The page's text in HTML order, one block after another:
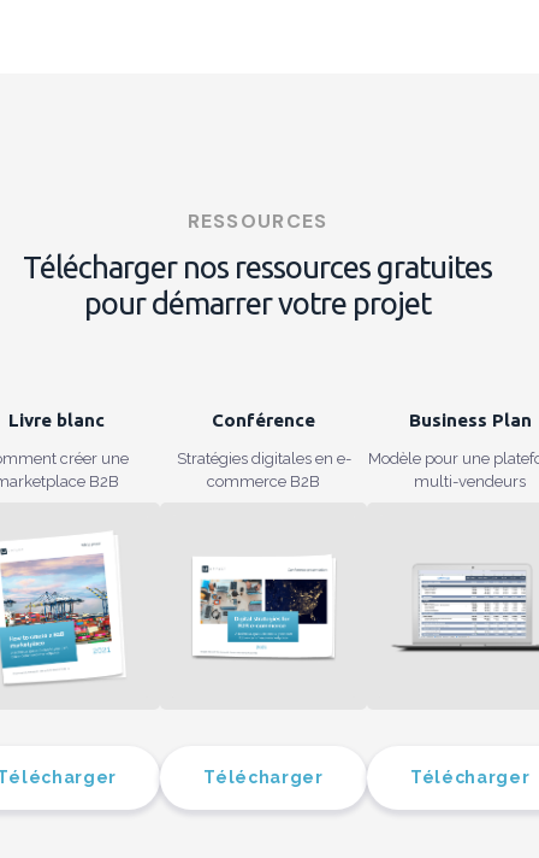
RESSOURCES
Télécharger nos ressources gratuites
pour démarrer votre projet
Livre blanc
créer une
B2B
Conférence
Stratégies digitales en e-
commerce B2B
Télécharger
Business Plan
Modèle pour une
multi-vendeurs
Télécharger